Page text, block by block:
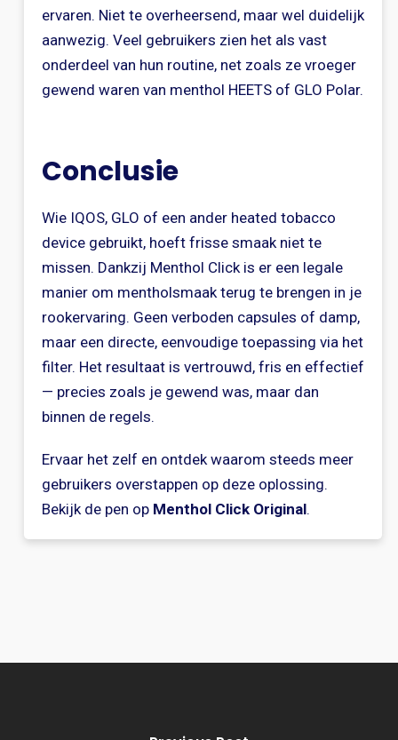
ervaren. Niet te overheersend, maar wel duidelijk
aanwezig. Veel gebruikers zien het als vast
onderdeel van hun routine, net zoals ze vroeger
gewend waren van menthol HEETS of GLO Polar.
Conclusie
Wie IQOS, GLO of een ander heated tobacco
device gebruikt, hoeft frisse smaak niet te
missen. Dankzij Menthol Click is er een legale
manier om mentholsmaak terug te brengen in je
rookervaring. Geen verboden capsules of damp,
maar een directe, eenvoudige toepassing via het
filter. Het resultaat is vertrouwd, fris en effectief
— precies zoals je gewend was, maar dan
binnen de regels.
Ervaar het zelf en ontdek waarom steeds meer
gebruikers overstappen op deze oplossing.
Bekijk de pen op Menthol Click Original.